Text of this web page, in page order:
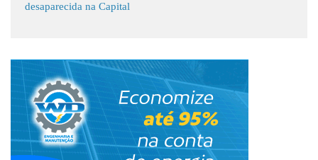
desaparecida na Capital